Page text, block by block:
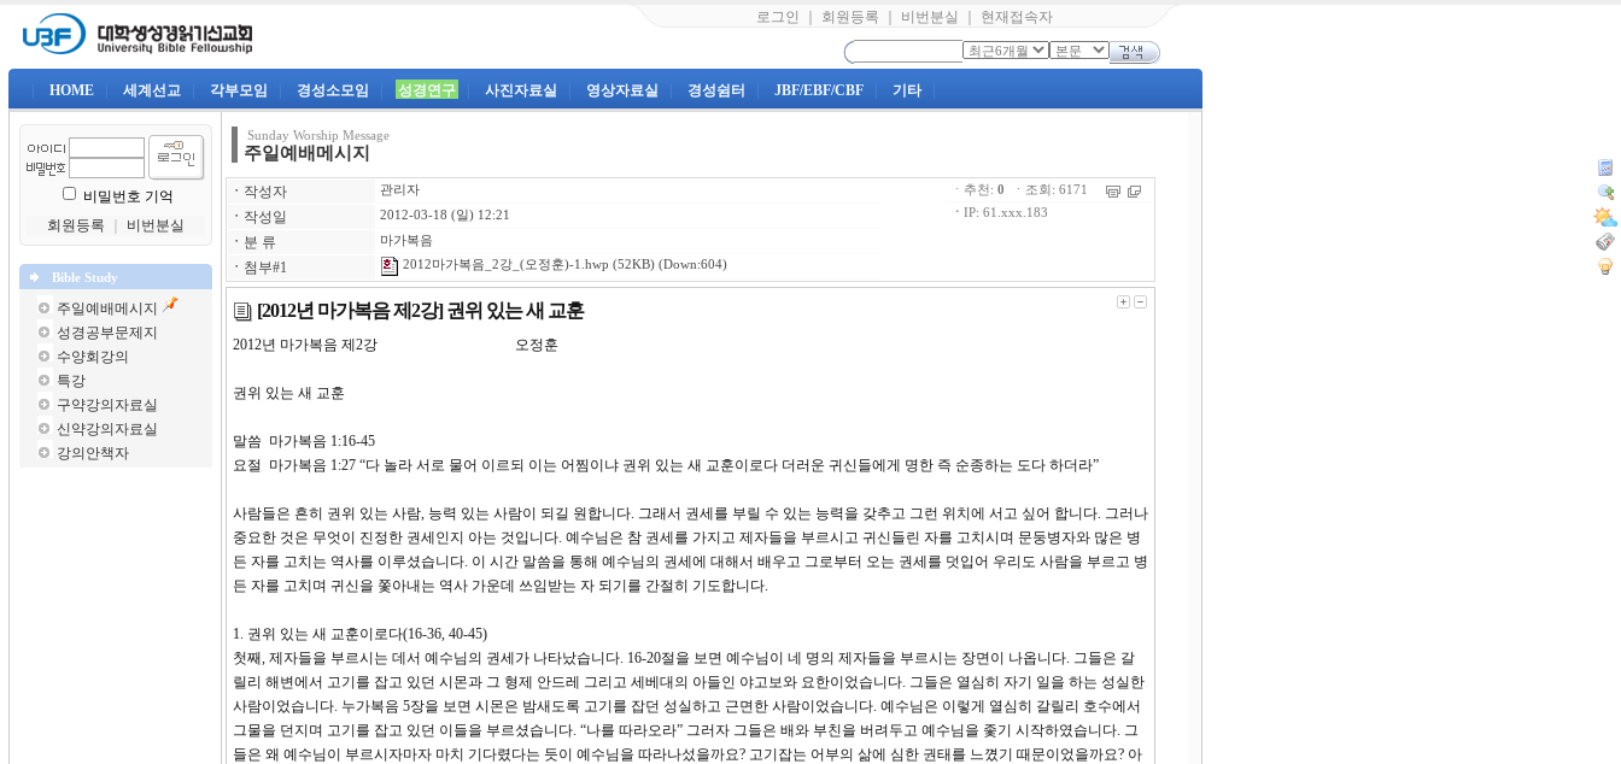
로그인 회원등록 비번분실 현재접속자
HOME 세계선교 각부모임 경성소모임 성경연구 사진자료실 영상자료실 경성쉼터 JBF/EBF/CBF 기타
비밀번호 기억
회원등록
비번분실
Bible Study
주일예배메시지
성경공부문제지
수양회강의
특강
구약강의자료실
신약강의자료실
강의안책자
Sunday Worship Message
주일예배메시지
ㆍ 작성자 관리자
ㆍ 작성일 2012-03-18 (일) 12:21
ㆍ 분 류 마가복음
ㆍ 첨부#1 2012마가복음_2강_(오정훈)-1.hwp (52KB) (Down:604)
ㆍ추천: 0 ㆍ조회: 6171
ㆍ IP: 61.xxx.183
[2012년 마가복음 제2강] 권위 있는 새 교훈
2012년 마가복음 제2강 오정훈
권위 있는 새 교훈
말씀 마가복음 1:16-45
요절 마가복음 1:27 “다 놀라 서로 물어 이르되 이는 어찜이냐 권위 있는 새 교훈이로다 더러운 귀신들에게 명한 즉 순종하는 도다 하더라”
사람들은 흔히 권위 있는 사람, 능력 있는 사람이 되길 원합니다. 그래서 권세를 부릴 수 있는 능력을 갖추고 그런 위치에 서고 싶어 합니다. 그러나
중요한 것은 무엇이 진정한 권세인지 아는 것입니다. 예수님은 참 권세를 가지고 제자들을 부르시고 귀신들린 자를 고치시며 문둥병자와 많은 병
든 자를 고치는 역사를 이루셨습니다. 이 시간 말씀을 통해 예수님의 권세에 대해서 배우고 그로부터 오는 권세를 덧입어 우리도 사람을 부르고 병
든 자를 고치며 귀신을 쫓아내는 역사 가운데 쓰임받는 자 되기를 간절히 기도합니다.
1. 권위 있는 새 교훈이로다(16-36, 40-45)
첫째, 제자들을 부르시는 데서 예수님의 권세가 나타났습니다. 16-20절을 보면 예수님이 네 명의 제자들을 부르시는 장면이 나옵니다. 그들은 갈
릴리 해변에서 고기를 잡고 있던 시몬과 그 형제 안드레 그리고 세베대의 아들인 야고보와 요한이었습니다. 그들은 열심히 자기 일을 하는 성실한
사람이었습니다. 누가복음 5장을 보면 시몬은 밤새도록 고기를 잡던 성실하고 근면한 사람이었습니다. 예수님은 이렇게 열심히 갈릴리 호수에서
그물을 던지며 고기를 잡고 있던 이들을 부르셨습니다. “나를 따라오라” 그러자 그들은 배와 부친을 버려두고 예수님을 좇기 시작하였습니다. 그
들은 왜 예수님이 부르시자마자 마치 기다렸다는 듯이 예수님을 따라나섰을까요? 고기잡는 어부의 삶에 심한 권태를 느꼈기 때문이었을까요? 아